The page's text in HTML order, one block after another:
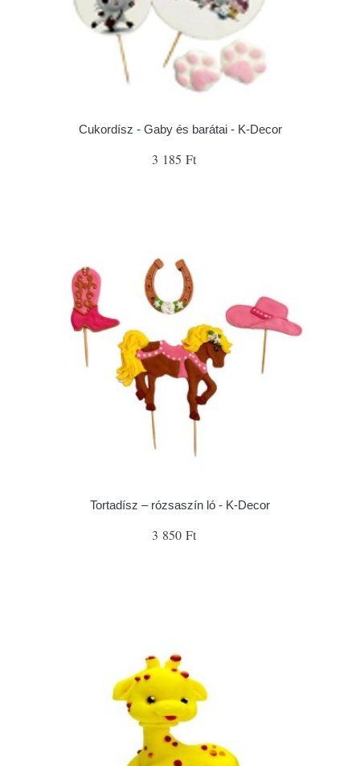
Cukordísz - Gaby és barátai - K-Decor
3 185 Ft
Tortadísz – rózsaszín ló - K-Decor
3 850 Ft